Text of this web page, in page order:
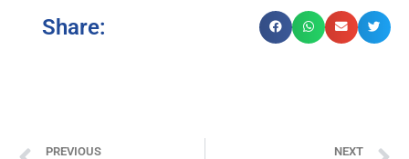
Share:
PREVIOUS NEXT